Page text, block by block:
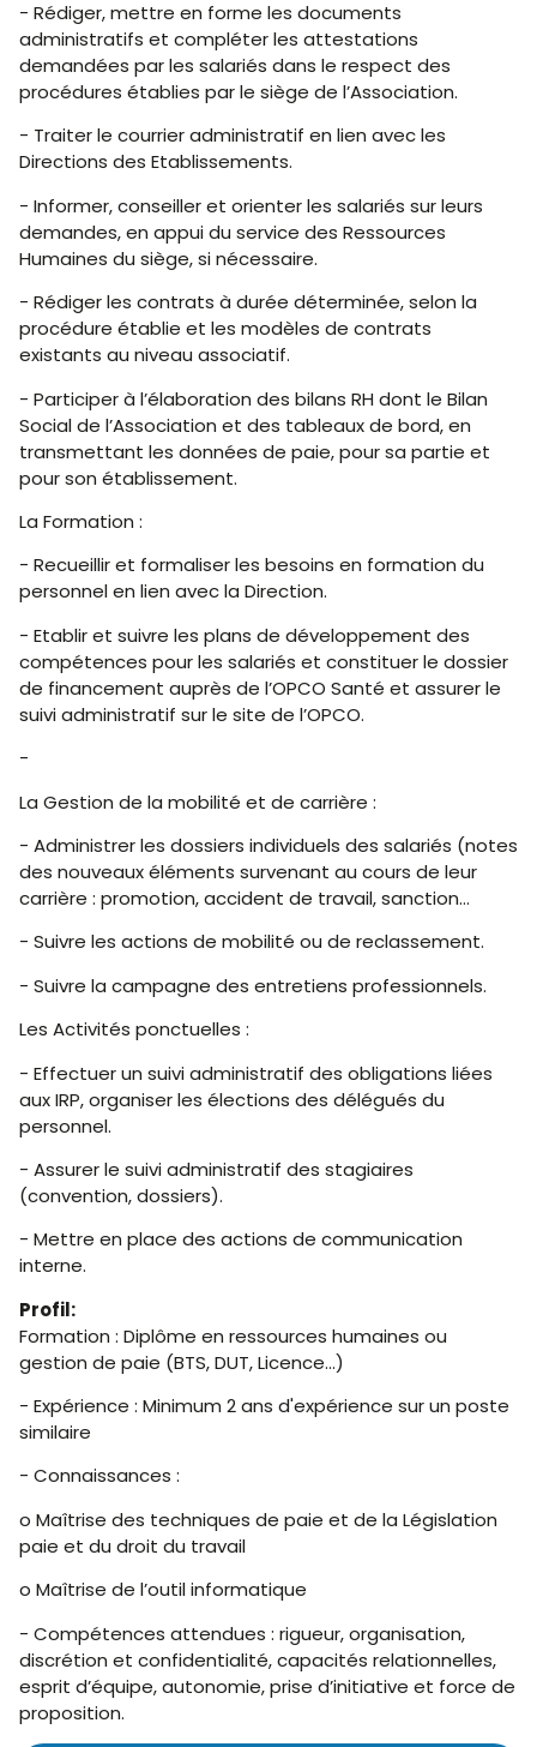
- Rédiger, mettre en forme les documents
administratifs et compléter les attestations
demandées par les salariés dans le respect des
procédures établies par le siège de l’Association.
- Traiter le courrier administratif en lien avec les
Directions des Etablissements.
- Informer, conseiller et orienter les salariés sur leurs
demandes, en appui du service des Ressources
Humaines du siège, si nécessaire.
- Rédiger les contrats à durée déterminée, selon la
procédure établie et les modèles de contrats
existants au niveau associatif.
- Participer à l’élaboration des bilans RH dont le Bilan
Social de l’Association et des tableaux de bord, en
transmettant les données de paie, pour sa partie et
pour son établissement.
La Formation :
- Recueillir et formaliser les besoins en formation du
personnel en lien avec la Direction.
- Etablir et suivre les plans de développement des
compétences pour les salariés et constituer le dossier
de financement auprès de l’OPCO Santé et assurer le
suivi administratif sur le site de l’OPCO.
-
La Gestion de la mobilité et de carrière :
- Administrer les dossiers individuels des salariés (notes
des nouveaux éléments survenant au cours de leur
carrière : promotion, accident de travail, sanction…
- Suivre les actions de mobilité ou de reclassement.
- Suivre la campagne des entretiens professionnels.
Les Activités ponctuelles :
- Effectuer un suivi administratif des obligations liées
aux IRP, organiser les élections des délégués du
personnel.
- Assurer le suivi administratif des stagiaires
(convention, dossiers).
- Mettre en place des actions de communication
interne.
Profil:
Formation : Diplôme en ressources humaines ou
gestion de paie (BTS, DUT, Licence...)
- Expérience : Minimum 2 ans d'expérience sur un poste
similaire
- Connaissances :
o Maîtrise des techniques de paie et de la Législation
paie et du droit du travail
o Maîtrise de l’outil informatique
- Compétences attendues : rigueur, organisation,
discrétion et confidentialité, capacités relationnelles,
esprit d’équipe, autonomie, prise d’initiative et force de
proposition.